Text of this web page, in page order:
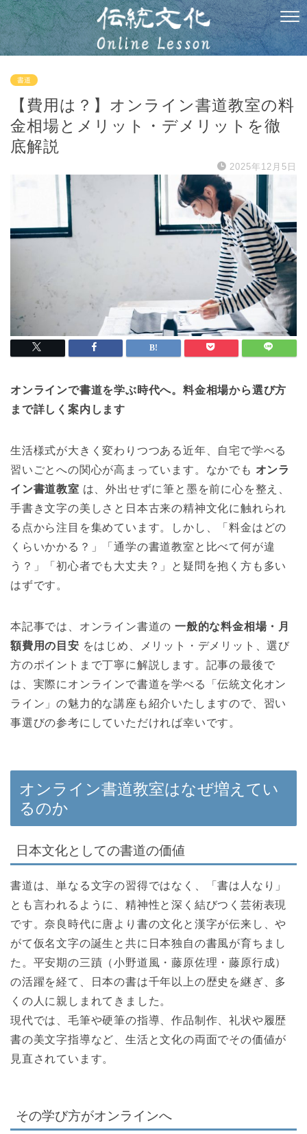
書道
【費用は？】オンライン書道教室の料
金相場とメリット・デメリットを徹
底解説
2025年12月5日
オンラインで書道を学ぶ時代へ。料金相場から選び方
まで詳しく案内します
生活様式が大きく変わりつつある近年、自宅で学べる
習いごとへの関心が高まっています。なかでも オンラ
イン書道教室 は、外出せずに筆と墨を前に心を整え、
手書き文字の美しさと日本古来の精神文化に触れられ
る点から注目を集めています。しかし、「料金はどの
くらいかかる？」「通学の書道教室と比べて何が違
う？」「初心者でも大丈夫？」と疑問を抱く方も多い
はずです。
本記事では、オンライン書道の 一般的な料金相場・月
額費用の目安 をはじめ、メリット・デメリット、選び
方のポイントまで丁寧に解説します。記事の最後で
は、実際にオンラインで書道を学べる「伝統文化オン
ライン」の魅力的な講座も紹介いたしますので、習い
事選びの参考にしていただければ幸いです。
オンライン書道教室はなぜ増えてい
るのか
日本文化としての書道の価値
書道は、単なる文字の習得ではなく、「書は人なり」
とも言われるように、精神性と深く結びつく芸術表現
です。奈良時代に唐より書の文化と漢字が伝来し、や
がて仮名文字の誕生と共に日本独自の書風が育ちまし
た。平安期の三蹟（小野道風・藤原佐理・藤原行成）
の活躍を経て、日本の書は千年以上の歴史を継ぎ、多
くの人に親しまれてきました。
現代では、毛筆や硬筆の指導、作品制作、礼状や履歴
書の美文字指導など、生活と文化の両面でその価値が
見直されています。
その学び方がオンラインへ